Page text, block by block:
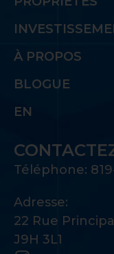
À PROPOS
BLOGUE
EN
Téléphone:
Adresse:
22 Rue
J9H 3L1